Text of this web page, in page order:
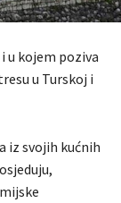
u kojem poziva
u Turskoj i
iz svojih kućnih